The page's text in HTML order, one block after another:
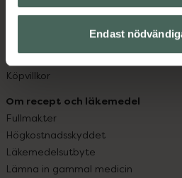
Endast
Leverans, betalning och retur
Sajtens tillgänglighet
App
Köpvillkor
Om recept och läkemedel
Fullmakter
Högkostnadsskyddet
Läkemedelsutbyte
Lämna in gammal medicin